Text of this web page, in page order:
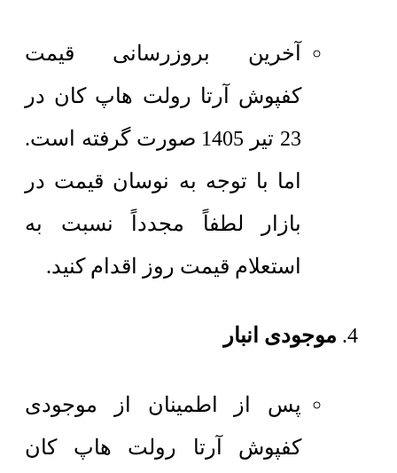
آخرین بروزرسانی قیمت
کفپوش آرتا رولت هاپ کان در
23 تیر 1405 صورت گرفته است.
اما با توجه به نوسان قیمت در
بازار لطفاً مجدداً نسبت به
استعلام قیمت روز اقدام کنید.
موجودی انبار
پس از اطمینان از موجودی
کفپوش آرتا رولت هاپ کان